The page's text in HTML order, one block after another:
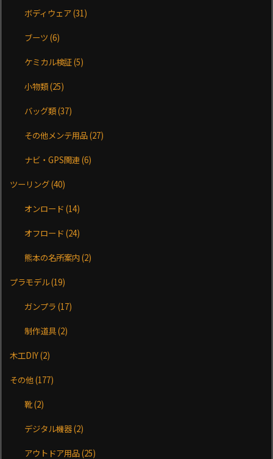
ボディウェア(31)
ブーツ(6)
ケミカル検証(5)
小物類(25)
バッグ類(37)
その他メンテ用品(27)
ナビ・GPS関連(6)
ツーリング(40)
オンロード(14)
オフロード(24)
熊本の名所案内(2)
プラモデル(19)
ガンプラ(17)
制作道具(2)
木工DIY(2)
その他(177)
靴(2)
デジタル機器(2)
アウトドア用品(25)